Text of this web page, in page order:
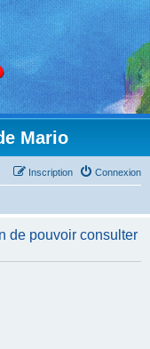
Mario
Connexion
Inscription
de pouvoir consulter